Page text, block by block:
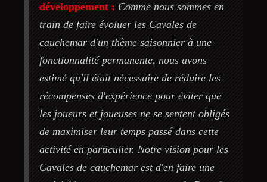
développement : Comme nous sommes en
train de faire évoluer les Cavales de
cauchemar d'un thème saisonnier à une
fonctionnalité permanente, nous avons
estimé qu'il était nécessaire de réduire les
récompenses d'expérience pour éviter que
les joueurs et joueuses ne se sentent obligés
de maximiser leur temps passé dans cette
activité en particulier. Notre vision pour les
Cavales de cauchemar est d'en faire une